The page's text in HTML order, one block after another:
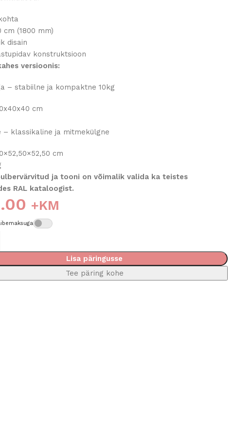
cm (1800 mm)
disain
konstruktsioon
versioonis:
– stabiilne ja kompaktne 10kg
cm
– klassikaline ja mitmekülgne
cm
ja tooni on võimalik valida ka teistes
RAL kataloogist.
+KM
Lisa päringusse
Tee päring kohe